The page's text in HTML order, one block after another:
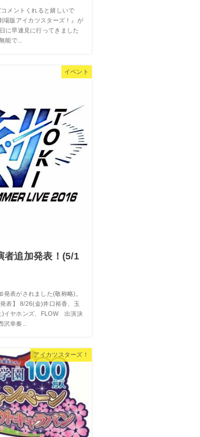
メントくれると嬉しいで
版アイカツスターズ！』が
に早速見に行ってきました
能で...
イベント
者追加発表！(5/1
表がされました(敬称略)。
表】 8/26(金)井口裕香、玉
イヤホンズ、FLOW 出演決
沢幸奏...
アイカツスターズ！